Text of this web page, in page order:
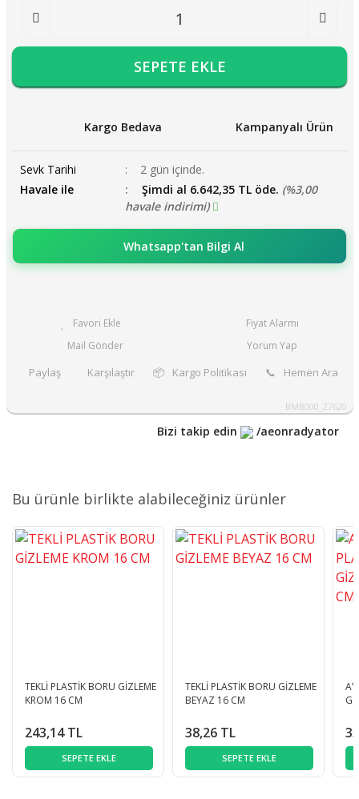
SEPETE EKLE
Kargo Bedava Kampanyalı Ürün
Sevk Tarihi
2 gün içinde.
Havale ile
Şimdi al 6.642,35 TL öde. (%3,00
havale indirimi)
Whatsapp'tan Bilgi Al
Fiyat Alarmı
Mail Gönder
Yorum Yap
Paylaş Karşılaştır 📦 Kargo Politikası 📞 Hemen Ara
BMB000_27620
Bizi takip edin /aeonradyator
Bu ürünle birlikte alabileceğiniz ürünler
TEKLİ PLASTİK BORU GİZLEME
KROM 16 CM
243,14 TL
SEPETE EKLE
TEKLİ PLASTİK BORU GİZLEME
BEYAZ 16 CM
38,26 TL
SEPETE EKLE